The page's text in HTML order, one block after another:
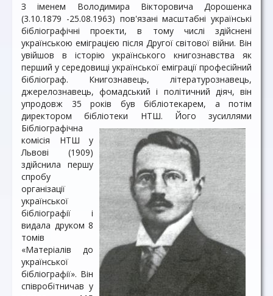
З іменем Володимира Вікторовича Дорошенка
(3.10.1879 -25.08.1963) пов'язані масштабні українські
бібліографічні проекти, в тому числі здійснені
українською еміграцією після Другої світової війни. Він
увійшов в історію українського книгознавства як
перший у середовищі української еміграції професійний
бібліограф. Книгознавець, літературознавець,
джерелознавець, фомадський і політичний діяч, він
упродовж 35 років був бібліотекарем, а потім
директором бібліотеки НТШ. Його зусиллями
Бібліографічна
комісія НТШ у
Львові (1909)
здійснила першу
спробу
організації
української
бібліографії і
видала друком 8
томів
«Матеріалів до
української
бібліографії». Він
співробітничав у